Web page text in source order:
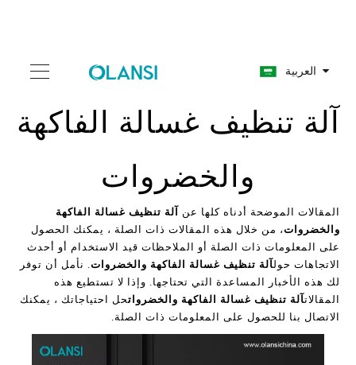
العربية
آلة تنظيف غسالة الفاكهة
والخضروات
المقالات الموضحة أدناه كلها عن
آلة تنظيف غسالة الفاكهة
والخضروات، من خلال هذه المقالات ذات الصلة ، يمكنك الحصول
على المعلومات ذات الصلة أو الملاحظات قيد الاستخدام أو أحدث
الاتجاهات حولآلة تنظيف غسالة الفاكهة والخضروات. نأمل أن توفر
لك هذه الأخبار المساعدة التي تحتاجها. وإذا لا تستطيع هذه
المقالاتآلة تنظيف غسالة الفاكهة والخضرواتحل احتياجاتك ، يمكنك
الاتصال بنا للحصول على المعلومات ذات الصلة.